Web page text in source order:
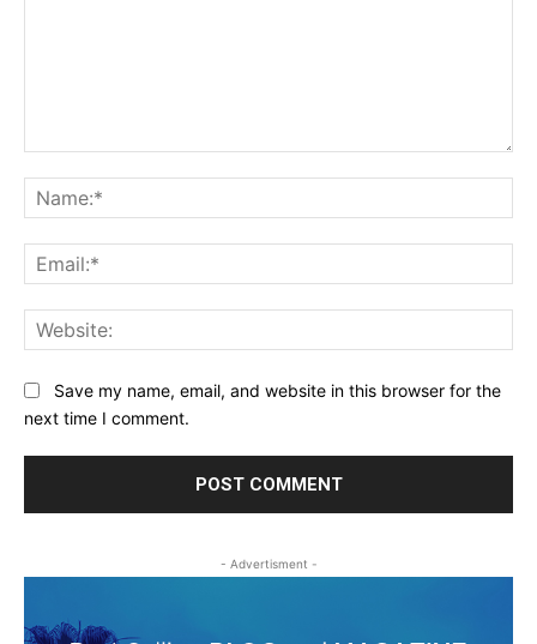
Save my name, email, and website in this browser for the
next time I comment.
- Advertisment -